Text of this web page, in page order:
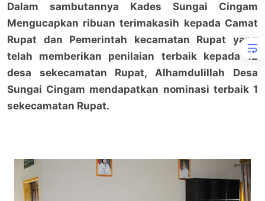
Dalam sambutannya Kades Sungai Cingam
Mengucapkan ribuan terimakasih kepada Camat
Rupat dan Pemerintah kecamatan Rupat yang
telah memberikan penilaian terbaik kepada 12
desa sekecamatan Rupat, Alhamdulillah Desa
Sungai Cingam mendapatkan nominasi terbaik 1
sekecamatan Rupat.